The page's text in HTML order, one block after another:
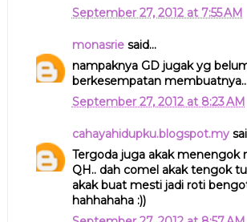
September 27, 2012 at 7:55 AM
monasriesaid...
nampaknya GD jugak yg
berkesempatan
September 27, 2012 at 8:23 AM
cahayahidupku.blogspot.my
Tergoda juga akak menengok
QH.. dah comel akak tengok
akak buat mesti jadi roti
hahhahaha :))